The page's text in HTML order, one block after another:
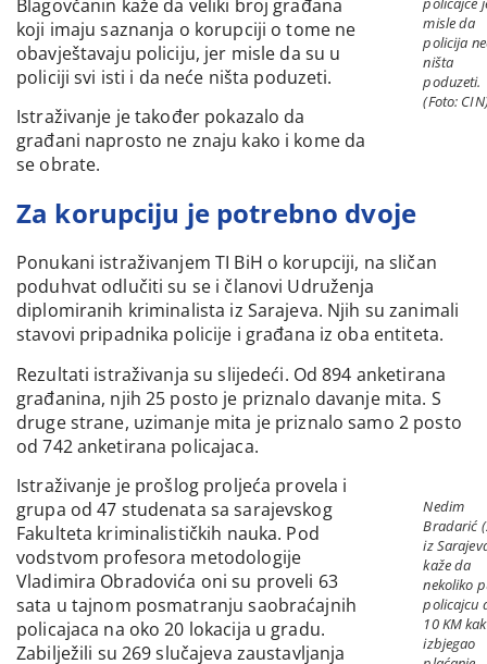
misle da
policija
ništa
poduzeti.
(Foto:
Blagovčanin kaže da veliki broj građana
koji imaju saznanja o korupciji o tome ne
obavještavaju policiju, jer misle da su u
policiji svi isti i da neće ništa poduzeti.
Istraživanje je također pokazalo da
građani naprosto ne znaju kako i kome da
se obrate.
Za korupciju je potrebno dvoje
Ponukani istraživanjem TI BiH o korupciji, na sličan
poduhvat odlučiti su se i članovi Udruženja
diplomiranih kriminalista iz Sarajeva. Njih su zanimali
stavovi pripadnika policije i građana iz oba entiteta.
Rezultati istraživanja su slijedeći. Od 894 anketirana
građanina, njih 25 posto je priznalo davanje mita. S
druge strane, uzimanje mita je priznalo samo 2 posto
od 742 anketirana policajaca.
Nedim
Bradarić
iz
kaže da
nekoliko
policajcu
10 KM
izbjegao
Istraživanje je prošlog proljeća provela i
grupa od 47 studenata sa sarajevskog
Fakulteta kriminalističkih nauka. Pod
vodstvom profesora metodologije
Vladimira Obradovića oni su proveli 63
sata u tajnom posmatranju saobraćajnih
policajaca na oko 20 lokacija u gradu.
Zabilježili su 269 slučajeva zaustavljanja